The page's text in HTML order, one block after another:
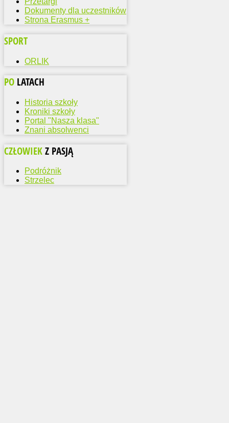
Dokumenty dla uczestników
Strona Erasmus +
SPORT
ORLIK
PO LATACH
Historia szkoły
Kroniki szkoły
Portal "Nasza klasa"
Znani absolwenci
CZŁOWIEK Z PASJĄ
Podróżnik
Strzelec